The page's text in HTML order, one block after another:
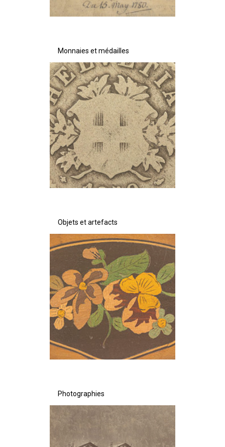
Monnaies et médailles
Objets et artefacts
Photographies